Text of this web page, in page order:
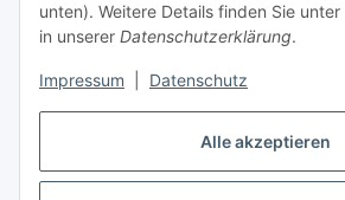
Alle akzeptieren
unten). Weitere Details finden Sie unter
in unserer Datenschutzerklärung.
Impressum Datenschutz
Lizenzero